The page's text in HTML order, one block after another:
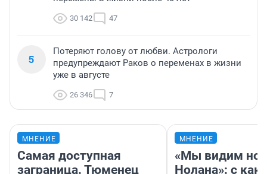
30 142 47
5
Потеряют голову от любви. Астрологи
предупреждают Раков о переменах в жизни
уже в августе
26 346 7
МНЕНИЕ
Самая доступная
заграница. Тюменец
МНЕНИЕ
«Мы видим
Нолана»: с